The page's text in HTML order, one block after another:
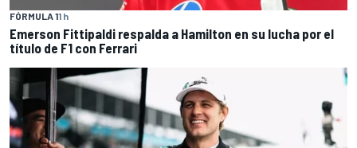
FÓRMULA 11 h
Emerson Fittipaldi respalda a Hamilton en su lucha por el
título de F1 con Ferrari